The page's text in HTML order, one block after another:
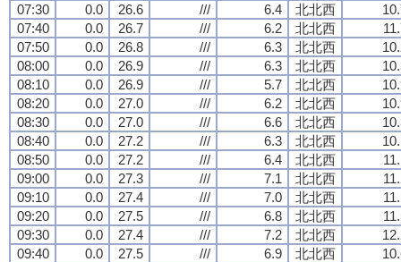
07:30
0.0 26.6 /// 6.4 北北西
07:40
0.0 26.7 /// 6.2 北北西
07:50
0.0 26.8 /// 6.3 北北西
08:00
0.0 26.9 /// 6.3 北北西
08:10
0.0 26.9 /// 5.7 北北西
08:20
0.0 27.0 /// 6.2 北北西
08:30
0.0 27.0 /// 6.6 北北西
08:40
0.0 27.2 /// 6.3 北北西
08:50
0.0 27.2 /// 6.4 北北西
09:00
0.0 27.3 /// 7.1 北北西
09:10
0.0 27.4 /// 7.0 北北西
09:20
0.0 27.5 /// 6.8 北北西
09:30
0.0 27.4 /// 7.2 北北西
09:40
0.0 27.5 /// 6.9 北北西